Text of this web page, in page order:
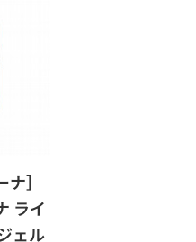
］
ライ
ェル